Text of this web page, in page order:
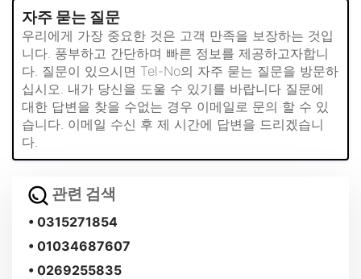
자주 묻는 질문
우리에게 가장 중요한 것은 고객 만족을 보장하는 것입
니다. 풍부하고 간단하며 빠른 정보를 제공하고자합니
다. 질문이 있으시면 Tel-No의 자주 묻는 질문을 방문하
십시오. 내가 당신을 도울 수 있기를 바랍니다 질문에
대한 답변을 찾을 수없는 경우 이메일로 문의 할 수 있
습니다. 이메일 수신 후 제 시간에 답변을 드리겠습니
다.
관련 검색
• 0315271854
• 01034687607
• 0269255835